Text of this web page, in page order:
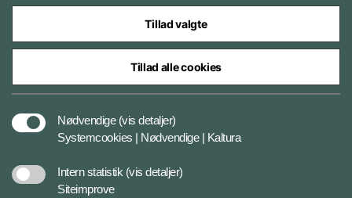
Styrelser og myndigheder under Forsvarsministeriet
Tillad valgte
Tillad alle cookies
Nødvendige (vis detaljer)
Systemcookies | Nødvendige | Kaltura
Intern statistik (vis detaljer)
Siteimprove